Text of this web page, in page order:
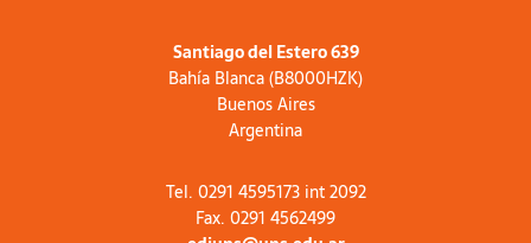
Santiago del Estero 639
Bahía Blanca (B8000HZK)
Buenos Aires
Argentina
Tel. 0291 4595173 int 2092
Fax. 0291 4562499